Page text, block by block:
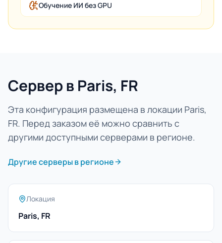
Обучение ИИ без GPU
Сервер в Paris, FR
Эта конфигурация размещена в локации Paris,
FR. Перед заказом её можно сравнить с
другими доступными серверами в регионе.
Другие серверы в регионе
Локация
Paris, FR